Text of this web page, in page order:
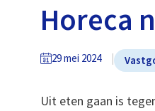
Horeca
29 mei 2024
Uit eten gaan is